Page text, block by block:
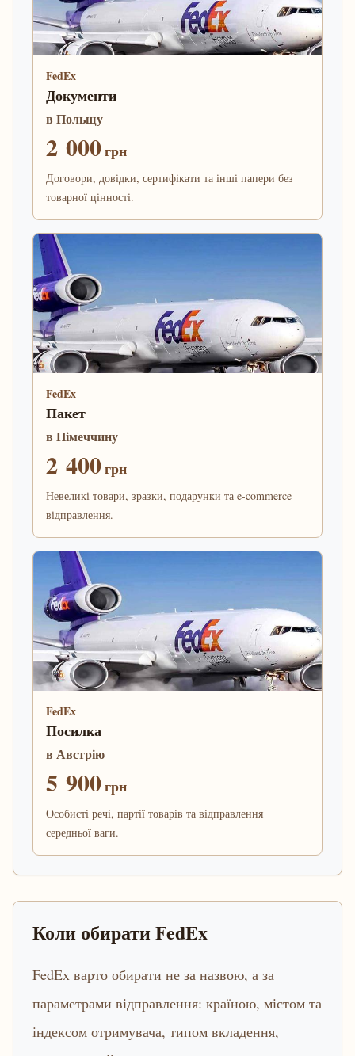
FedEx
Документи
в Польщу
2 000грн
Договори, довідки, сертифікати та інші папери без
товарної цінності.
FedEx
Пакет
в Німеччину
2 400грн
Невеликі товари, зразки, подарунки та e-commerce
відправлення.
FedEx
Посилка
в Австрію
5 900грн
Особисті речі, партії товарів та відправлення
середньої ваги.
Коли обирати FedEx
FedEx варто обирати не за назвою, а за
параметрами відправлення: країною, містом та
індексом отримувача, типом вкладення,